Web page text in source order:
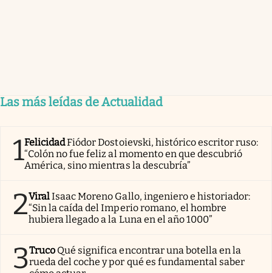
Las más leídas de Actualidad
1FelicidadFiódor Dostoievski, histórico escritor ruso:
“Colón no fue feliz al momento en que descubrió
América, sino mientras la descubría”
2ViralIsaac Moreno Gallo, ingeniero e historiador:
“Sin la caída del Imperio romano, el hombre
hubiera llegado a la Luna en el año 1000”
3Truco Qué significa encontrar una botella en la
rueda del coche y por qué es fundamental saber